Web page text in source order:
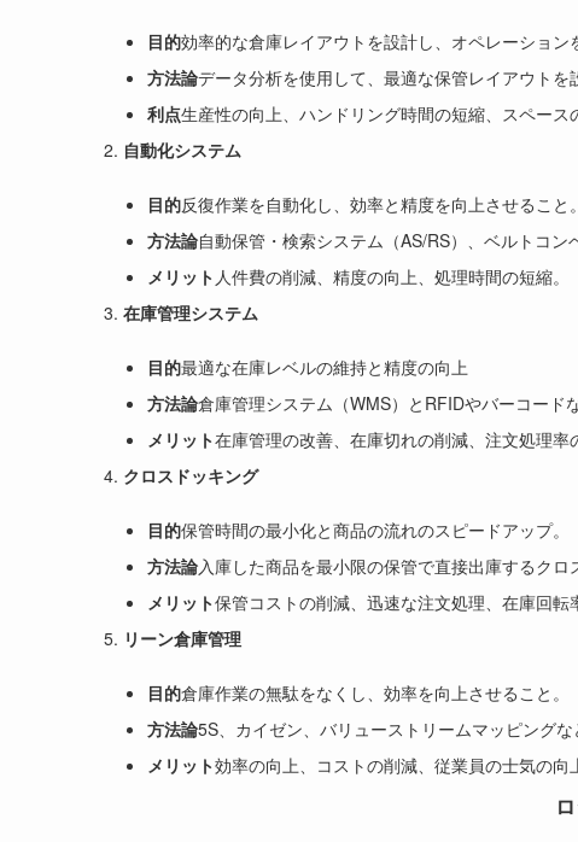
目的効率的な倉庫レイアウトを設計し、オペレーション
方法論データ分析を使用して、最適な保管レイアウト
利点生産性の向上、ハンドリング時間の短縮、スペース
自動化システム
目的反復作業を自動化し、効率と精度を向上させること。
方法論自動保管・検索システム（AS/RS）、ベルトコン
メリット 人件費の削減、精度の向上、処理時間の短縮。
在庫管理システム
目的最適な在庫レベルの維持と精度の向上
方法論倉庫管理システム（WMS）とRFIDやバーコード
メリット在庫管理の改善、在庫切れの削減、注文処理率
クロスドッキング
目的保管時間の最小化と商品の流れのスピードアップ。
方法論入庫した商品を最小限の保管で直接出庫するクロ
メリット保管コストの削減、迅速な注文処理、在庫回転
リーン倉庫管理
目的倉庫作業の無駄をなくし、効率を向上させること。
方法論5S、カイゼン、バリューストリームマッピング
メリット効率の向上、コストの削減、従業員の士気の向